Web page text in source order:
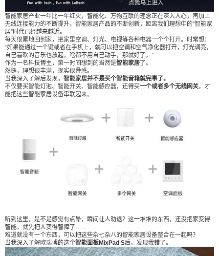
智能家居产业一年比一年红火，智能化、万物互联的理念正在深入人心，再加上
无线连接能力的不断提升，智能家居产品的不断创新，距离我们理想中的“智能家
居”时代已经越来越近。
每天很累地回到家，把家里空调、灯光、电视等各种电器一个个打开。时常想：
“如果能通过一个键或者在手机上，就可以把空调和空气净化器打开，灯光调亮，
自己喜欢的音乐也放起，啥都不用自己动手，那就好了。”
作为一名科技博主，第一时间想到的当然是智能家居了。
然鹅，理想很丰满，现实很骨感。
当我深入了解后发现， 智能家居并不是买个智能音箱就完事了。
不仅要买智能灯泡、智能开关、智能感应器，还得买一个或者多个无线网关，才
能把这些智能家居设备串联起来。
听到这里，是不是感觉有点晕，瞬间让人劝退？这一堆堆的东西，还没把家变得
智能，就先把人变得智障了……
难道就没有一个东西，可以把这些杂七杂八的智能家居设备整合在一起吗？
当我深入了解欧瑞博的这个智能面板MixPad S后，发现我错了。
内容 智能家居产业一年比一年红火，智能化、万物
互联的理念正在深入人心，再加上无线连接能力的
不断提升，智能家居产品的不断创新，距离我们理
想中的“智能家居”时代已经越来越近。 每天很累地
回到家，把家里空调、灯光、电视等各种电器一个
个打开。时常想：“如果能通过一个键或者在手机
上，就可以把空调和空气净化器打开，灯光调亮，
自己喜欢的音乐也放起，啥都不用自己动手，那就
智能家居了。 然鹅，理想很丰满，现实很骨感。 当
我深入了解后发现，智能家居并不是买个智能音箱
就完事了。 不仅要买智能灯泡、智能开关、智能感
应器，还得买一个或者多个无线网关，才能把这些
智能家居设备串联起来。 听到这里，是不是感觉有
点晕，瞬间让人劝退？这一堆堆的东西，还没把家
变得智能，就先把人变得智障了…… 难道就没有一
在一起吗？ 当我深入了解欧瑞博的这个智能面板Mi
xPad S后，发现我错了。 因为它一个，就能打十
个。 ////////// 这么多功能，居然能整合到一起？ 首先
让我很惊讶的是欧瑞博MixPad S集成了超级多的功
扫描二维码继续阅读